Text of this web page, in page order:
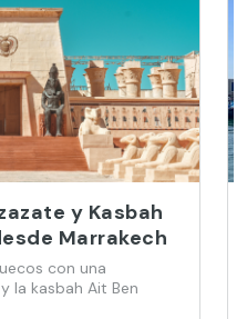
y Kasbah
Marrakech
con una
la kasbah Ait Ben